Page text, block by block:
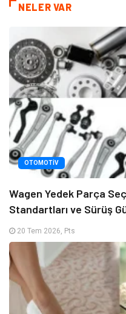
NELER VAR
OTOMOTIV
Wagen Yedek Parça
Standartları ve Sürüş
20 Tem 2026, Pts